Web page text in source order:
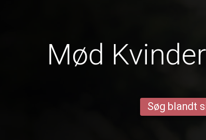
Mød
Søg blandt